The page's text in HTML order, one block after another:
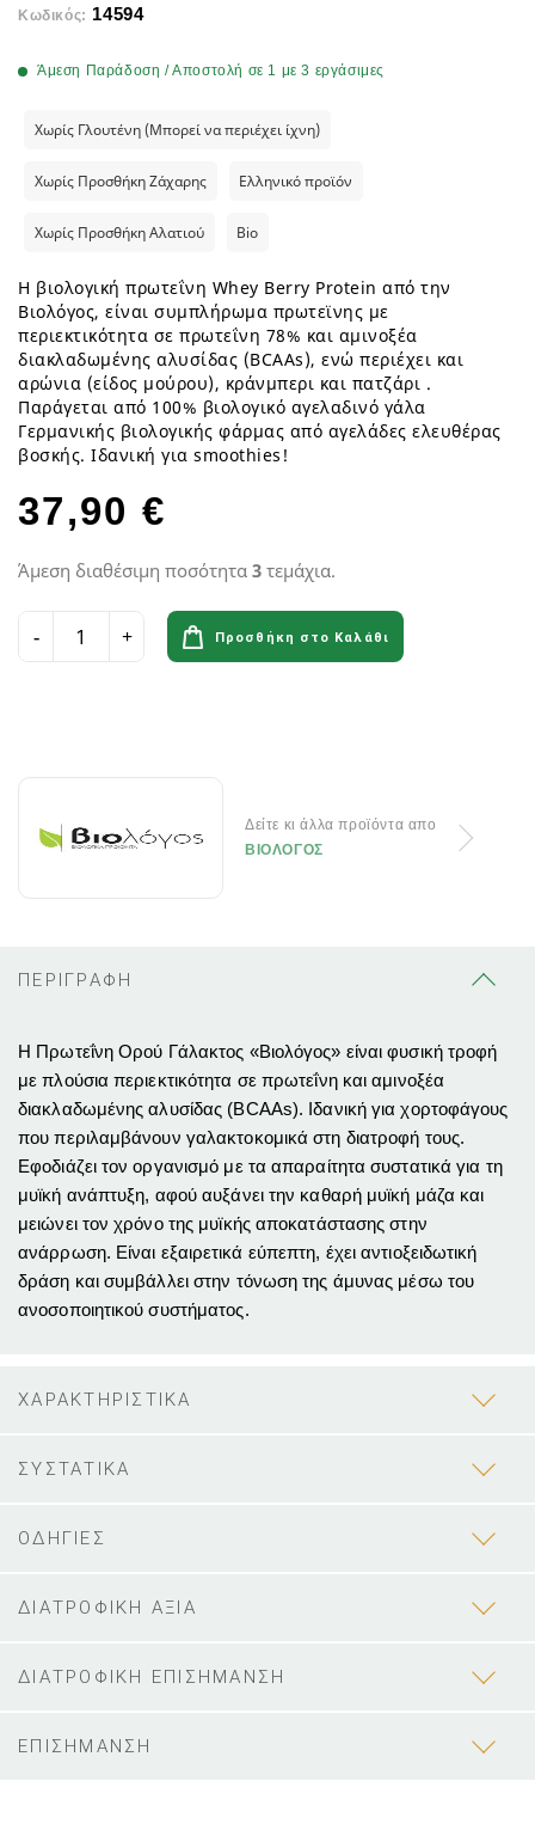
Κωδικός: 14594
Άμεση Παράδοση / Αποστολή σε 1 με 3 εργάσιμες
Χωρίς Γλουτένη (Μπορεί να περιέχει ίχνη)
Χωρίς Προσθήκη Ζάχαρης Ελληνικό προϊόν
Χωρίς Προσθήκη Αλατιού Bio
Η βιολογική πρωτεΐνη Whey Berry Protein από την
Βιολόγος, είναι συμπλήρωμα πρωτεϊνης με
περιεκτικότητα σε πρωτεΐνη 78% και αμινοξέα
διακλαδωμένης αλυσίδας (BCAAs), ενώ περιέχει και
αρώνια (είδος μούρου), κράνμπερι και πατζάρι .
Παράγεται από 100% βιολογικό αγελαδινό γάλα
Γερμανικής βιολογικής φάρμας από αγελάδες ελευθέρας
βοσκής. Ιδανική για smoothies!
37,90 €
Άμεση διαθέσιμη ποσότητα 3 τεμάχια.
Προσθήκη στο Καλάθι
Δείτε κι άλλα προϊόντα απο
ΒΙΟΛΟΓΟΣ
ΠΕΡΙΓΡΑΦΗ
Η Πρωτεΐνη Ορού Γάλακτος «Βιολόγος» είναι φυσική τροφή
με πλούσια περιεκτικότητα σε πρωτεΐνη και αμινοξέα
διακλαδωμένης αλυσίδας (BCAAs). Ιδανική για χορτοφάγους
που περιλαμβάνουν γαλακτοκομικά στη διατροφή τους.
Εφοδιάζει τον οργανισμό με τα απαραίτητα συστατικά για τη
μυϊκή ανάπτυξη, αφού αυξάνει την καθαρή μυϊκή μάζα και
μειώνει τον χρόνο της μυϊκής αποκατάστασης στην
ανάρρωση. Είναι εξαιρετικά εύπεπτη, έχει αντιοξειδωτική
δράση και συμβάλλει στην τόνωση της άμυνας μέσω του
ανοσοποιητικού συστήματος.
ΧΑΡΑΚΤΗΡΙΣΤΙΚΑ
ΣΥΣΤΑΤΙΚΑ
ΟΔΗΓΙΕΣ
ΔΙΑΤΡΟΦΙΚΗ ΑΞΙΑ
ΔΙΑΤΡΟΦΙΚΗ ΕΠΙΣΗΜΑΝΣΗ
ΕΠΙΣΗΜΑΝΣΗ